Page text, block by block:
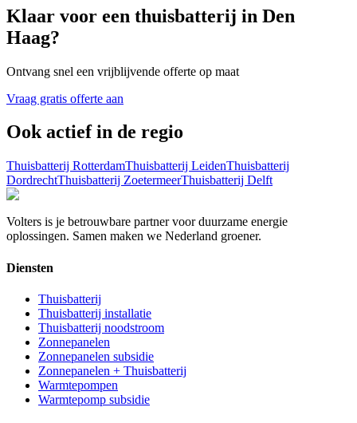
Klaar voor een thuisbatterij in Den
Haag?
Ontvang snel een vrijblijvende offerte op maat
Vraag gratis offerte aan
Ook actief in de regio
Thuisbatterij RotterdamThuisbatterij LeidenThuisbatterij
DordrechtThuisbatterij ZoetermeerThuisbatterij Delft
Volters is je betrouwbare partner voor duurzame energie
oplossingen. Samen maken we Nederland groener.
Diensten
Thuisbatterij
Thuisbatterij installatie
Thuisbatterij noodstroom
Zonnepanelen
Zonnepanelen subsidie
Zonnepanelen + Thuisbatterij
Warmtepompen
Warmtepomp subsidie